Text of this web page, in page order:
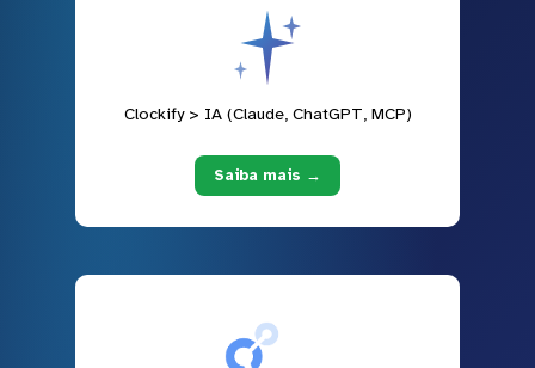
Clockify > IA (Claude, ChatGPT, MCP)
Saiba mais →